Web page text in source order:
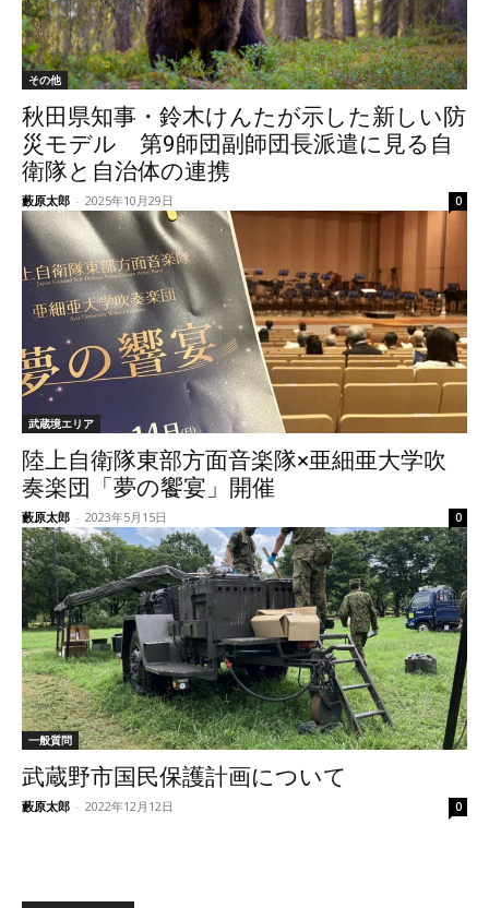
その他
秋田県知事・鈴木けんたが示した新しい防
災モデル 第9師団副師団長派遣に見る自
衛隊と自治体の連携
藪原太郎 - 2025年10月29日 0
武蔵境エリア
陸上自衛隊東部方面音楽隊×亜細亜大学吹
奏楽団「夢の饗宴」開催
藪原太郎 - 2023年5月15日 0
一般質問
武蔵野市国民保護計画について
藪原太郎 - 2022年12月12日 0